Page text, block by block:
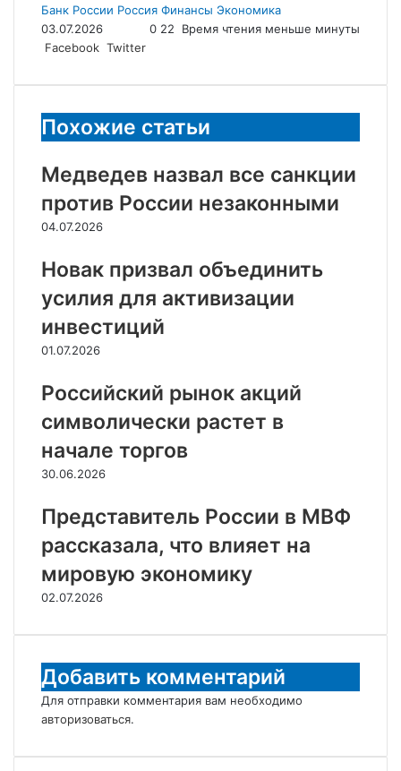
Банк России Россия Финансы Экономика
03.07.2026
0 22
Время чтения меньше минуты
Facebook Twitter
электронную
Похожие статьи
Медведев назвал все санкции
против России незаконными
04.07.2026
Новак призвал объединить
усилия для активизации
инвестиций
01.07.2026
Российский рынок акций
символически растет в
начале торгов
30.06.2026
Представитель России в МВФ
рассказала, что влияет на
мировую экономику
02.07.2026
Добавить комментарий
Для отправки комментария вам необходимо
авторизоваться.